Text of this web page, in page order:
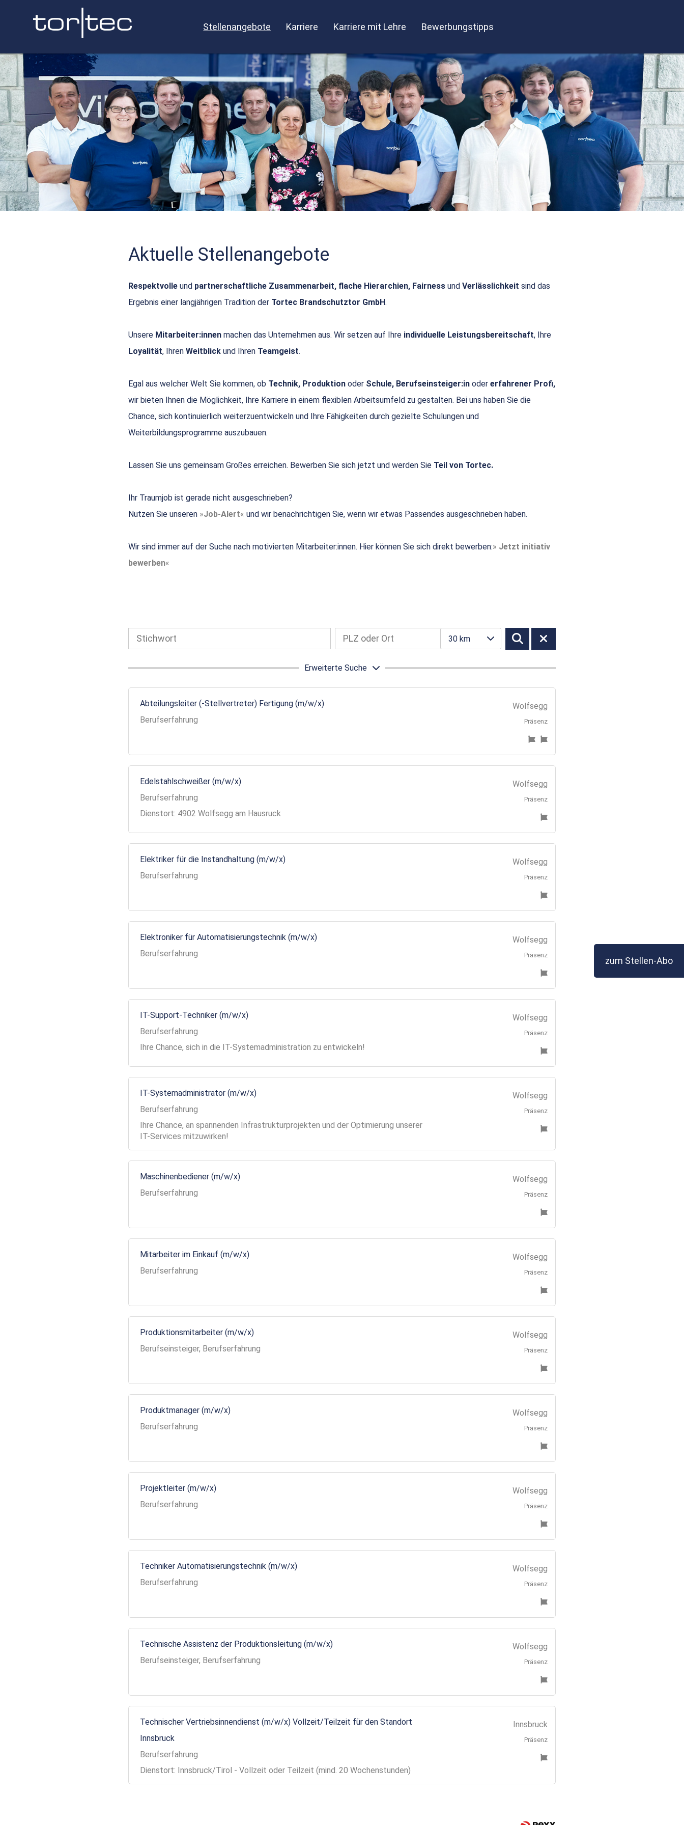
Stellenangebote Karriere Karriere mit Lehre Bewerbungstipps
Aktuelle Stellenangebote
Respektvolle und partnerschaftliche Zusammenarbeit, flache Hierarchien, Fairness und Verlässlichkeit sind das
Ergebnis einer langjährigen Tradition der Tortec Brandschutztor GmbH.
Unsere Mitarbeiter:innen machen das Unternehmen aus. Wir setzen auf Ihre individuelle Leistungsbereitschaft, Ihre
Loyalität, Ihren Weitblick und Ihren Teamgeist.
Egal aus welcher Welt Sie kommen, ob Technik, Produktion oder Schule, Berufseinsteiger:in oder erfahrener Profi,
wir bieten Ihnen die Möglichkeit, Ihre Karriere in einem flexiblen Arbeitsumfeld zu gestalten. Bei uns haben Sie die
Chance, sich kontinuierlich weiterzuentwickeln und Ihre Fähigkeiten durch gezielte Schulungen und
Weiterbildungsprogramme auszubauen.
Lassen Sie uns gemeinsam Großes erreichen. Bewerben Sie sich jetzt und werden Sie Teil von Tortec.
Ihr Traumjob ist gerade nicht ausgeschrieben?
Nutzen Sie unseren
Job-Alert und wir benachrichtigen Sie, wenn wir etwas Passendes ausgeschrieben haben.
Wir sind immer auf der Suche nach motivierten Mitarbeiter:innen. Hier können Sie sich direkt bewerben:
Jetzt initiativ
bewerben
30 km
Erweiterte Suche
Abteilungsleiter (-Stellvertreter) Fertigung (m/w/x)
Berufserfahrung
Wolfsegg
Präsenz
Edelstahlschweißer (m/w/x)
Berufserfahrung
Dienstort: 4902 Wolfsegg am Hausruck
Wolfsegg
Präsenz
Elektriker für die Instandhaltung (m/w/x)
Berufserfahrung
Wolfsegg
Präsenz
Elektroniker für Automatisierungstechnik (m/w/x)
Berufserfahrung
Wolfsegg
Präsenz
IT-Support-Techniker (m/w/x)
Berufserfahrung
Ihre Chance, sich in die IT-Systemadministration zu entwickeln!
Wolfsegg
Präsenz
IT-Systemadministrator (m/w/x)
Berufserfahrung
Ihre Chance, an spannenden Infrastrukturprojekten und der Optimierung unserer
IT-Services mitzuwirken!
Wolfsegg
Präsenz
Maschinenbediener (m/w/x)
Berufserfahrung
Wolfsegg
Präsenz
Mitarbeiter im Einkauf (m/w/x)
Berufserfahrung
Wolfsegg
Präsenz
Produktionsmitarbeiter (m/w/x)
Berufseinsteiger, Berufserfahrung
Wolfsegg
Präsenz
Produktmanager (m/w/x)
Berufserfahrung
Wolfsegg
Präsenz
Projektleiter (m/w/x)
Berufserfahrung
Wolfsegg
Präsenz
Techniker Automatisierungstechnik (m/w/x)
Berufserfahrung
Wolfsegg
Präsenz
Technische Assistenz der Produktionsleitung (m/w/x)
Berufseinsteiger, Berufserfahrung
Wolfsegg
Präsenz
Technischer Vertriebsinnendienst (m/w/x) Vollzeit/Teilzeit für den Standort
Innsbruck
Berufserfahrung
Dienstort: Innsbruck/Tirol - Vollzeit oder Teilzeit (mind. 20 Wochenstunden)
Innsbruck
Präsenz
zum Stellen-Abo